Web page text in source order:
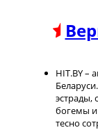
HIT.BY –
эстрады,
богемы и
тесно